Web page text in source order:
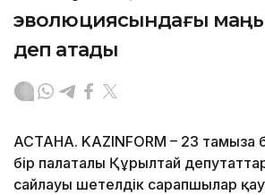
эволюциясындағы
деп атады
АСТАНА. KAZINFORM – 23 тамызға
бір палаталы Құрылтай
сайлауы шетелдік сарапшылар